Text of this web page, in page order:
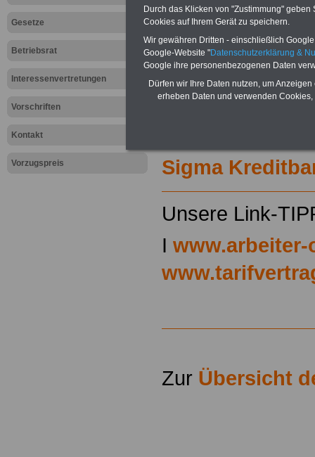
Gesetze
Betriebsrat
Interessenvertretungen
Vorschriften
Kontakt
Vorzugspreis
das mindestens einmal im
Komfort: Sie können aus
direkt zur weiterführenden
mehrere OnlineBücher bzw.
Beamtinnen und Beamte mit
Nebentätig-keitsrecht für
wir ausgewählte Links, z.B.
Sigma
Unsere Link-
I www.arbeiter-
Zur Übersicht
Durch das Klicken von "Zustimmung"
Cookies auf Ihrem Gerät zu speichern.
Wir gewähren Dritten - einschließlich
Google-Website "Datenschutzerklärung &
Google ihre personenbezogenen Daten
Dürfen wir Ihre Daten nutzen, um
erheben Daten und verwenden